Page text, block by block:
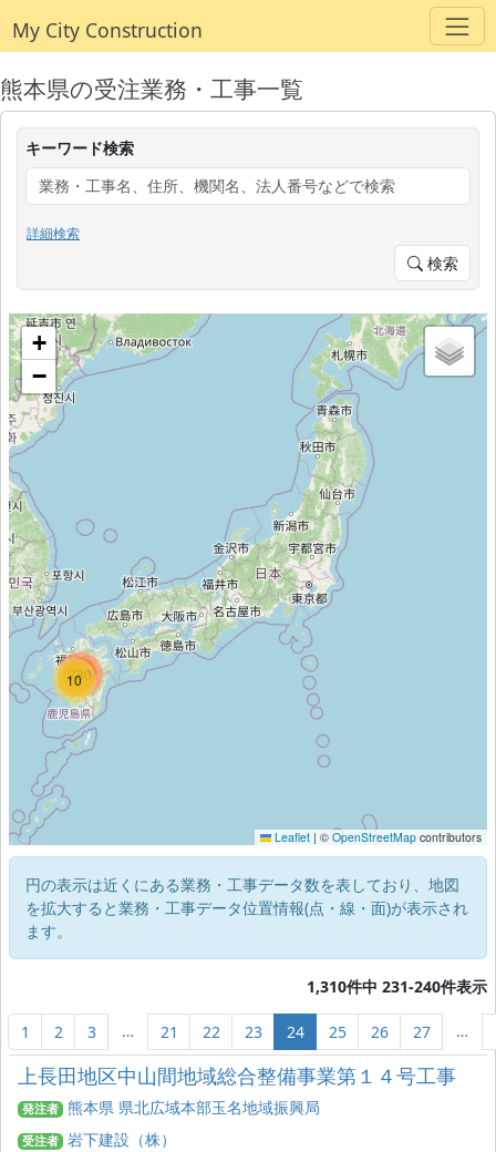
My City Construction
熊本県の受注業務・工事一覧
キーワード検索
詳細検索
検索
10
1219
780
+
−
Leaflet | © OpenStreetMap contributors
円の表示は近くにある業務・工事データ数を表しており、地図
を拡大すると業務・工事データ位置情報(点・線・面)が表示され
ます。
1,310件中 231-240件表示
1 2 3 … 21 22 23 24 25 26 27 …
上長田地区中山間地域総合整備事業第１４号工事
発注者 熊本県 県北広域本部玉名地域振興局
受注者 岩下建設（株）